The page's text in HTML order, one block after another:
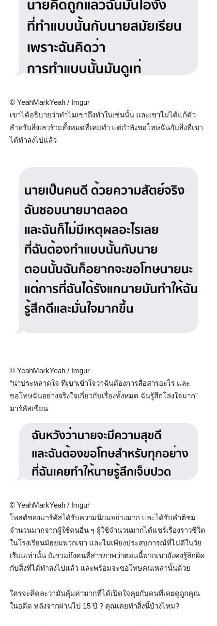
© YeahMarkYeah / Imgur
เขาได้อธิบายว่าทำไมเขาถึงทำในเช่นนั้น และเขาไม่ได้แก้ตัว
สำหรับสิ่งเลวร้ายทั้งหมดที่เคยทำ แต่กำลังขอโทษฉันกับสิ่งที่เขา
ได้ทำลงไปแล้ว
© YeahMarkYeah / Imgur
“น่าประหลาดใจ ที่เขาเข้าใจว่าฉันต้องการสื่อสารอะไร และ
ขอโทษฉันอย่างจริงใจเกี่ยวกับเรื่องทั้งหมด ฉันรู้สึกโล่งใจมาก”
มาร์คัสเขียน
© YeahMarkYeah / Imgur
โพสต์ของมาร์คัสได้รับความนิยมอย่างมาก และได้รับคำติชม
จำนวนมากจากผู้ใช้คนอื่น ๆ ผู้ใช้จำนวนมากได้แชร์เรื่องราวชีวิต
ในโรงเรียนมัธยมพวกเขา และไม่เพียงประสบการณ์ที่ไม่ดีในวัย
เรียนเท่านั้น ยังรวมถึงคนที่สารภาพว่าตอนนี้พวกเขายังคงรู้สึกผิด
กับสิ่งที่ได้ทำลงไปแล้ว และพร้อมจะขอโทษคนเหล่านั้นด้วย
ใครจะคิดละว่ามันคุ้มค่ามากที่ได้เปิดใจคุยกับคนที่เคยดูถูกคุณ
ในอดีต หลังจากผ่านไป 15 ปี ? คุณเคยทำสิ่งนี้บ้างไหม?